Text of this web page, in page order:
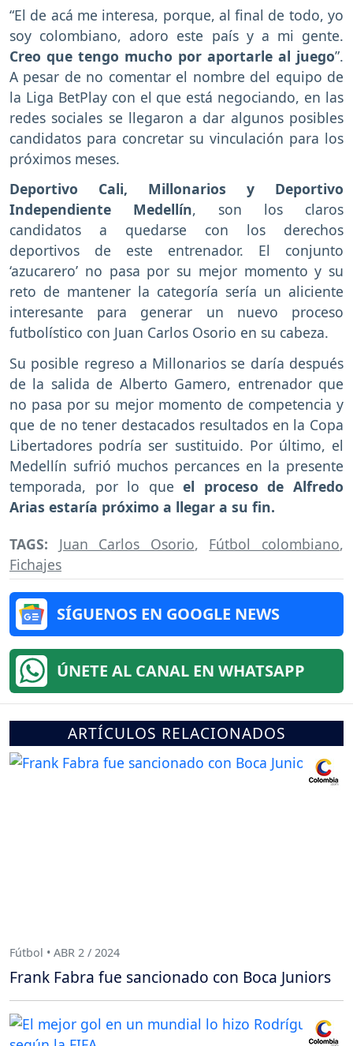
“El de acá me interesa, porque, al final de todo, yo
soy colombiano, adoro este país y a mi gente.
Creo que tengo mucho por aportarle al juego”.
A pesar de no comentar el nombre del equipo de
la Liga BetPlay con el que está negociando, en las
redes sociales se llegaron a dar algunos posibles
candidatos para concretar su vinculación para los
próximos meses.
Deportivo Cali, Millonarios y Deportivo
Independiente Medellín, son los claros
candidatos a quedarse con los derechos
deportivos de este entrenador. El conjunto
‘azucarero’ no pasa por su mejor momento y su
reto de mantener la categoría sería un aliciente
interesante para generar un nuevo proceso
futbolístico con Juan Carlos Osorio en su cabeza.
Su posible regreso a Millonarios se daría después
de la salida de Alberto Gamero, entrenador que
no pasa por su mejor momento de competencia y
que de no tener destacados resultados en la Copa
Libertadores podría ser sustituido. Por último, el
Medellín sufrió muchos percances en la presente
temporada, por lo queel proceso de Alfredo
Arias estaría próximo a llegar a su fin.
TAGS: Juan Carlos Osorio, Fútbol colombiano,
Fichajes
SÍGUENOS EN GOOGLE NEWS
ÚNETE AL CANAL EN WHATSAPP
ARTÍCULOS RELACIONADOS
Fútbol • ABR 2 / 2024
Frank Fabra fue sancionado con Boca Juniors